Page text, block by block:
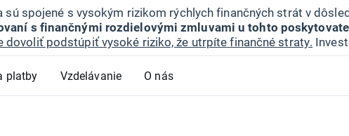
sú spojené s vysokým rizikom rýchlych finančných strát v
s finančnými rozdielovými zmluvami u tohto
dovoliť podstúpiť vysoké riziko, že utrpíte finančné straty.
platby Vzdelávanie O nás